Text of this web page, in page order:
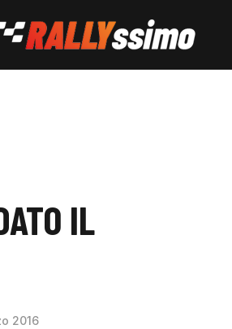
IL
2016